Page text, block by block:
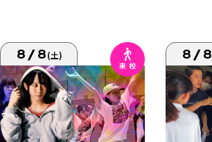
8/8(土) 8/8